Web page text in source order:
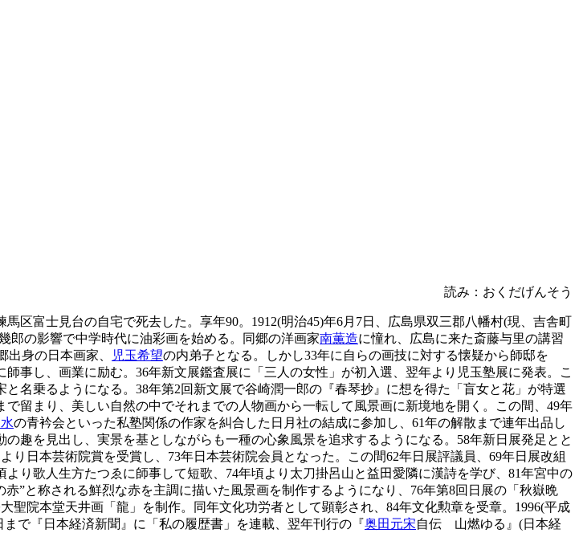
読み：おくだげんそう
区富士見台の自宅で死去した。享年90。1912(明治45)年6月7日、広島県双三郡八幡村(現、吉舎町
郎の影響で中学時代に油彩画を始める。同郷の洋画家南薫造に憧れ、広島に来た斎藤与里の講習
身の日本画家、
児玉希望の内弟子となる。しかし33年に自らの画技に対する懐疑から師邸を
事し、画業に励む。36年新文展鑑査展に「三人の女性」が初入選、翌年より児玉塾展に発表。こ
名乗るようになる。38年第2回新文展で谷崎潤一郎の『春琴抄』に想を得た「盲女と花」が特選
で留まり、美しい自然の中でそれまでの人物画から一転して風景画に新境地を開く。この間、49年
の青衿会といった私塾関係の作家を糾合した日月社の結成に参加し、61年の解散まで連年出品し
趣を見出し、実景を基としながらも一種の心象風景を追求するようになる。58年新日展発足とと
日本芸術院賞を受賞し、73年日本芸術院会員となった。この間62年日展評議員、69年日展改組
り歌人生方たつゑに師事して短歌、74年頃より太刀掛呂山と益田愛隣に漢詩を学び、81年宮中の
”と称される鮮烈な赤を主調に描いた風景画を制作するようになり、76年第8回日展の「秋嶽晩
院本堂天井画「龍」を制作。同年文化功労者として顕彰され、84年文化勲章を受章。1996(平成
で『日本経済新聞』に「私の履歴書」を連載、翌年刊行の『奥田元宋自伝 山燃ゆる』(日本経